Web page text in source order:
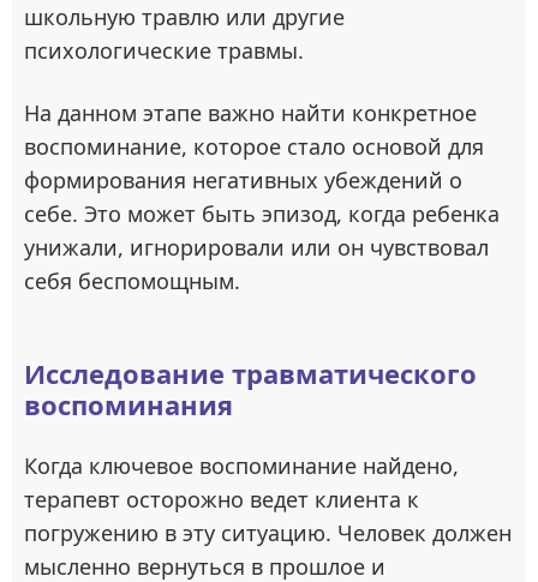
школьную травлю или другие
психологические травмы.
На данном этапе важно найти конкретное
воспоминание, которое стало основой для
формирования негативных убеждений о
себе. Это может быть эпизод, когда ребенка
унижали, игнорировали или он чувствовал
себя беспомощным.
Исследование травматического
воспоминания
Когда ключевое воспоминание найдено,
терапевт осторожно ведет клиента к
погружению в эту ситуацию. Человек должен
мысленно вернуться в прошлое и